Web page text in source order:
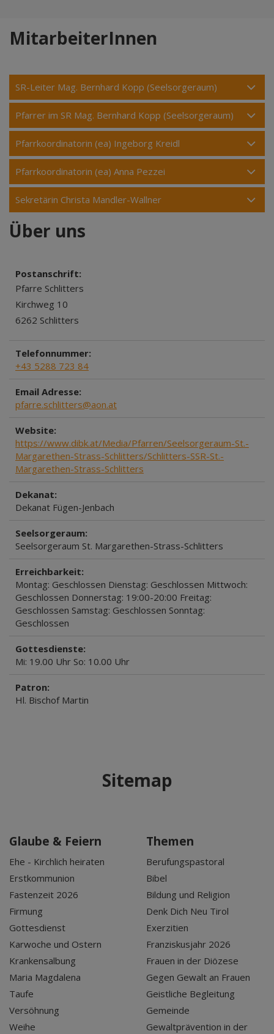
MitarbeiterInnen
SR-Leiter Mag. Bernhard Kopp (Seelsorgeraum)
Pfarrer im SR Mag. Bernhard Kopp (Seelsorgeraum)
Pfarrkoordinatorin (ea) Ingeborg Kreidl
Pfarrkoordinatorin (ea) Anna Pezzei
Sekretärin Christa Mandler-Wallner
Über uns
Postanschrift:
Pfarre Schlitters
Kirchweg 10
6262 Schlitters
Telefonnummer:
+43 5288 723 84
Email Adresse:
pfarre.schlitters@aon.at
Website:
https://www.dibk.at/Media/Pfarren/Seelsorgeraum-St.-
Margarethen-Strass-Schlitters/Schlitters-SSR-St.-
Margarethen-Strass-Schlitters
Dekanat:
Dekanat Fügen-Jenbach
Seelsorgeraum:
Seelsorgeraum St. Margarethen-Strass-Schlitters
Erreichbarkeit:
Montag: Geschlossen Dienstag: Geschlossen Mittwoch:
Geschlossen Donnerstag: 19:00-20:00 Freitag:
Geschlossen Samstag: Geschlossen Sonntag:
Geschlossen
Gottesdienste:
Mi: 19.00 Uhr So: 10.00 Uhr
Patron:
Hl. Bischof Martin
Sitemap
Glaube & Feiern
Ehe - Kirchlich heiraten
Erstkommunion
Fastenzeit 2026
Firmung
Gottesdienst
Karwoche und Ostern
Krankensalbung
Maria Magdalena
Taufe
Versöhnung
Weihe
Themen
Berufungspastoral
Bibel
Bildung und Religion
Denk Dich Neu Tirol
Exerzitien
Franziskusjahr 2026
Frauen in der Diözese
Gegen Gewalt an Frauen
Geistliche Begleitung
Gemeinde
Gewaltprävention in der